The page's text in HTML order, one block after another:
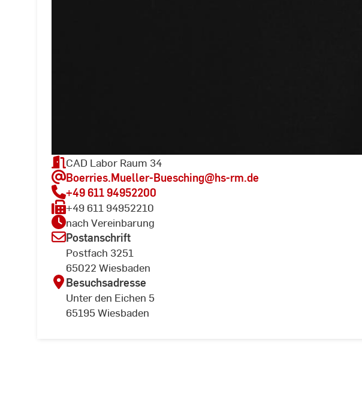
CAD Labor Raum 34
Boerries.Mueller-Buesching@hs-rm.de
+49 611 94952200
+49 611 94952210
nach Vereinbarung
Postanschrift
Postfach 3251
65022 Wiesbaden
Besuchsadresse
Unter den Eichen 5
65195 Wiesbaden